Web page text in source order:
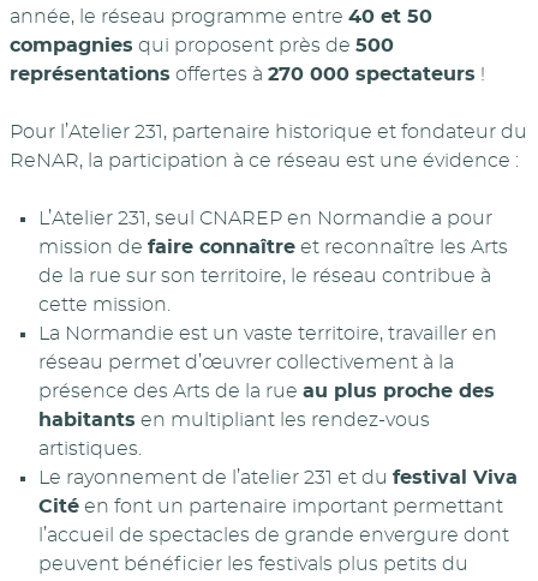
année, le réseau programme entre 40 et 50
compagnies qui proposent près de 500
représentations offertes à 270 000 spectateurs !
Pour l’Atelier 231, partenaire historique et fondateur du
ReNAR, la participation à ce réseau est une évidence :
L’Atelier 231, seul CNAREP en Normandie a pour
mission de faire connaître et reconnaître les Arts
de la rue sur son territoire, le réseau contribue à
cette mission.
La Normandie est un vaste territoire, travailler en
réseau permet d’œuvrer collectivement à la
présence des Arts de la rue au plus proche des
habitants en multipliant les rendez-vous
artistiques.
Le rayonnement de l’atelier 231 et du festival Viva
Cité en font un partenaire important permettant
l’accueil de spectacles de grande envergure dont
peuvent bénéficier les festivals plus petits du